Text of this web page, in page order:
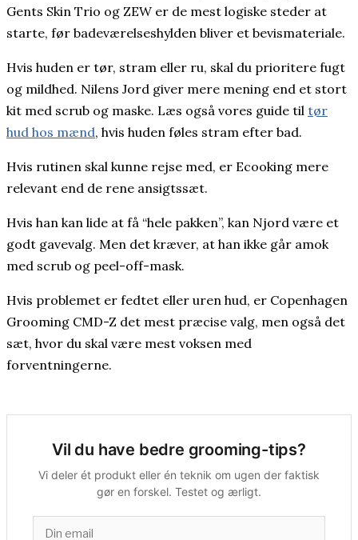
Gents Skin Trio og ZEW er de mest logiske steder at
starte, før badeværelseshylden bliver et bevismateriale.
Hvis huden er tør, stram eller ru, skal du prioritere fugt
og mildhed. Nilens Jord giver mere mening end et stort
kit med scrub og maske. Læs også vores guide til tør
hud hos mænd, hvis huden føles stram efter bad.
Hvis rutinen skal kunne rejse med, er Ecooking mere
relevant end de rene ansigtssæt.
Hvis han kan lide at få “hele pakken”, kan Njord være et
godt gavevalg. Men det kræver, at han ikke går amok
med scrub og peel-off-mask.
Hvis problemet er fedtet eller uren hud, er Copenhagen
Grooming CMD-Z det mest præcise valg, men også det
sæt, hvor du skal være mest voksen med
forventningerne.
Vil du have bedre grooming-tips?
Vi deler ét produkt eller én teknik om ugen der faktisk
gør en forskel. Testet og ærligt.